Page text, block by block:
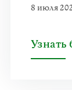
8 июля
Узнать